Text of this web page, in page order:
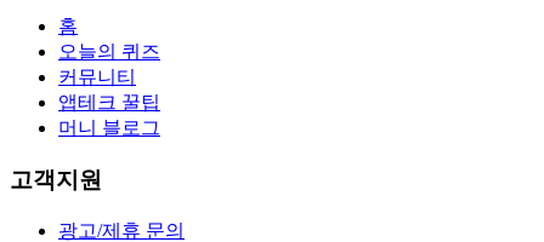
홈
오늘의 퀴즈
커뮤니티
앱테크 꿀팁
머니 블로그
고객지원
광고/제휴 문의